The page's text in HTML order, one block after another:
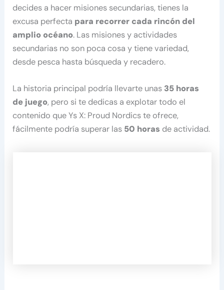
decides a hacer misiones secundarias, tienes la
excusa perfecta para recorrer cada rincón del
amplio océano. Las misiones y actividades
secundarias no son poca cosa y tiene variedad,
desde pesca hasta búsqueda y recadero.
La historia principal podría llevarte unas 35 horas
de juego, pero si te dedicas a explotar todo el
contenido que Ys X: Proud Nordics te ofrece,
fácilmente podría superar las 50 horas de actividad.